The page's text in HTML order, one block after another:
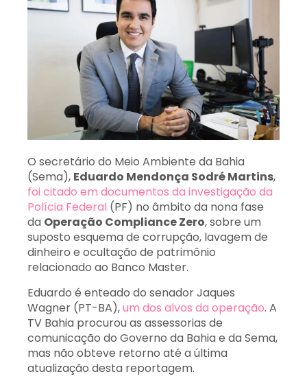
O secretário do Meio Ambiente da Bahia
(Sema), Eduardo Mendonça Sodré Martins,
foi citado em documentos da investigação da
Polícia Federal (PF) no âmbito da nona fase
da Operação Compliance Zero, sobre um
suposto esquema de corrupção, lavagem de
dinheiro e ocultação de patrimônio
relacionado ao Banco Master.
Eduardo é enteado do senador Jaques
Wagner (PT-BA),um dos alvos da operação. A
TV Bahia procurou as assessorias de
comunicação do Governo da Bahia e da Sema,
mas não obteve retorno até a última
atualização desta reportagem.